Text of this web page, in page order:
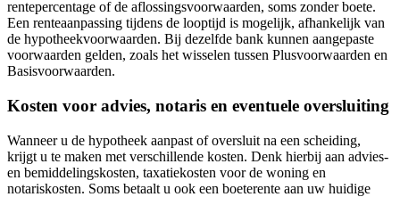
rentepercentage of de aflossingsvoorwaarden, soms zonder boete.
Een renteaanpassing tijdens de looptijd is mogelijk, afhankelijk van
de hypotheekvoorwaarden. Bij dezelfde bank kunnen aangepaste
voorwaarden gelden, zoals het wisselen tussen Plusvoorwaarden en
Basisvoorwaarden.
Kosten voor advies, notaris en eventuele oversluiting
Wanneer u de hypotheek aanpast of oversluit na een scheiding,
krijgt u te maken met verschillende kosten. Denk hierbij aan advies-
en bemiddelingskosten, taxatiekosten voor de woning en
notariskosten. Soms betaalt u ook een boeterente aan uw huidige